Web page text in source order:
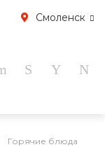
Смоленск
Горячие блюда